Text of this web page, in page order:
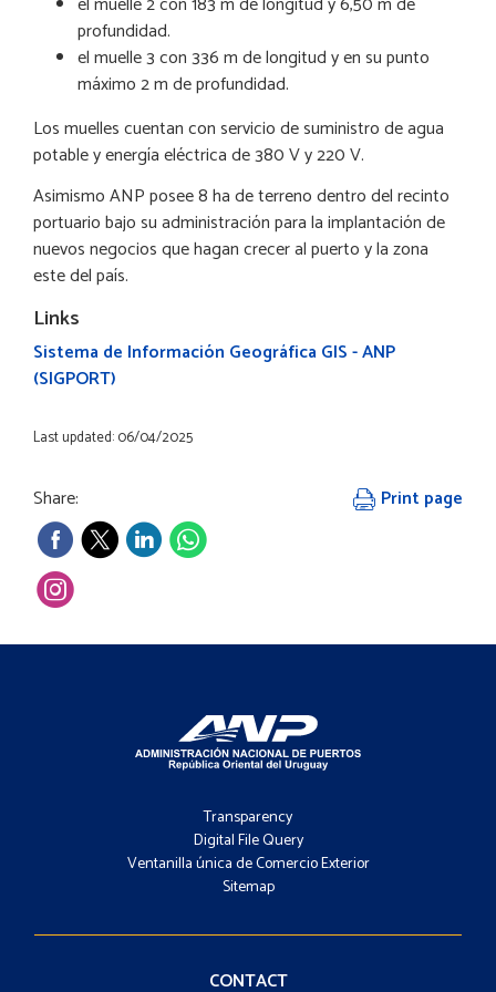
profundidad.
el muelle 3 con 336 m de longitud y en su punto
máximo 2 m de profundidad.
Los muelles cuentan con servicio de suministro de agua
potable y energía eléctrica de 380 V y 220 V.
Asimismo ANP posee 8 ha de terreno dentro del recinto
portuario bajo su administración para la implantación de
nuevos negocios que hagan crecer al puerto y la zona
este del país.
Links
Sistema de Información Geográfica GIS - ANP
(SIGPORT)
Last updated: 06/04/2025
Share: Print page
-
Menú
Transparency
Digital File Query
Ventanilla única de Comercio Exterior
Sitemap
-
Contacto
CONTACT